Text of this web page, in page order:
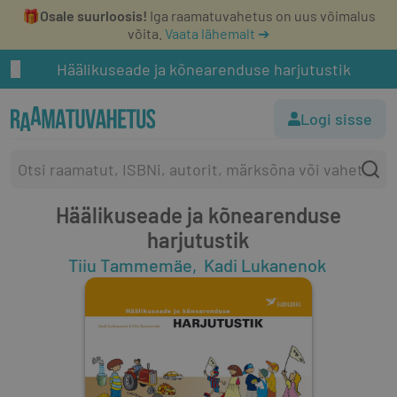
🎁Osale suurloosis! Iga raamatuvahetus on uus võimalus
võita. Vaata lähemalt ➔
Häälikuseade ja kõnearenduse harjutustik
Logi sisse
Häälikuseade ja kõnearenduse
harjutustik
Tiiu Tammemäe Kadi Lukanenok